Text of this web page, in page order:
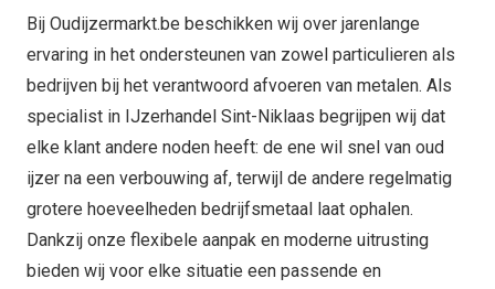
Bij Oudijzermarkt.be beschikken wij over jarenlange
ervaring in het ondersteunen van zowel particulieren als
bedrijven bij het verantwoord afvoeren van metalen. Als
specialist in IJzerhandel Sint-Niklaas begrijpen wij dat
elke klant andere noden heeft: de ene wil snel van oud
ijzer na een verbouwing af, terwijl de andere regelmatig
grotere hoeveelheden bedrijfsmetaal laat ophalen.
Dankzij onze flexibele aanpak en moderne uitrusting
bieden wij voor elke situatie een passende en